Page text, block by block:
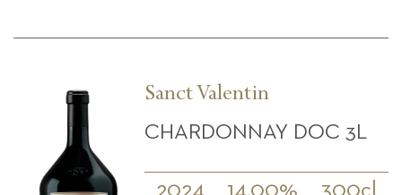
Sanct Valentin
CHARDONNAY DOC 3L
2024 14,00% 300cl